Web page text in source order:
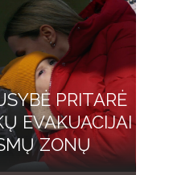
PRITARĖ
EVAKUACIJAI
ZONŲ